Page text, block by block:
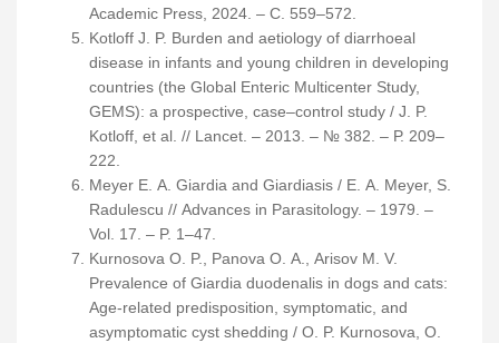
Academic Press, 2024. – С. 559–572.
Kotloff J. P. Burden and aetiology of diarrhoeal
disease in infants and young children in developing
countries (the Global Enteric Multicenter Study,
GEMS): a prospective, case–control study / J. P.
Kotloff, et al. // Lancet. – 2013. – № 382. – Р. 209–
222.
Meyer E. A. Giardia and Giardiasis / E. A. Meyer, S.
Radulescu // Advances in Parasitology. – 1979. –
Vol. 17. – P. 1–47.
Kurnosova O. P., Panova O. A., Arisov M. V.
Prevalence of Giardia duodenalis in dogs and cats:
Age-related predisposition, symptomatic, and
asymptomatic cyst shedding / O. P. Kurnosova, O.